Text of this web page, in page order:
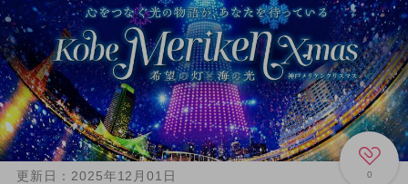
0
更新日： 2025年12月01日